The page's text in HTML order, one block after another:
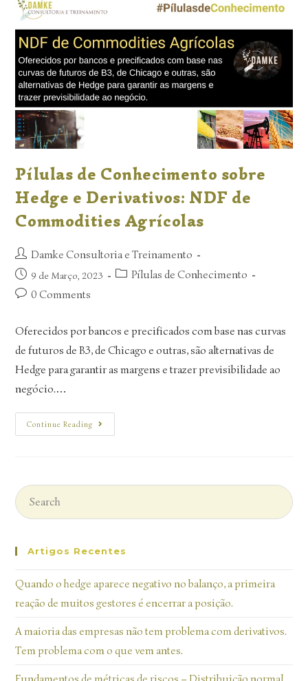
Pílulas de Conhecimento sobre
Hedge e Derivativos: NDF de
Commodities Agrícolas
Damke Consultoria e Treinamento
9 de Março, 2023
Pílulas de Conhecimento
0 Comments
Oferecidos por bancos e precificados com base nas curvas
de futuros de B3, de Chicago e outras, são alternativas de
Hedge para garantir as margens e trazer previsibilidade ao
negócio.…
Continue Reading
Artigos Recentes
Quando o hedge aparece negativo no balanço, a primeira
reação de muitos gestores é encerrar a posição.
A maioria das empresas não tem problema com derivativos.
Tem problema com o que vem antes.